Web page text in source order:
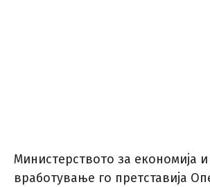
Министерството за економија и
вработување го претставија